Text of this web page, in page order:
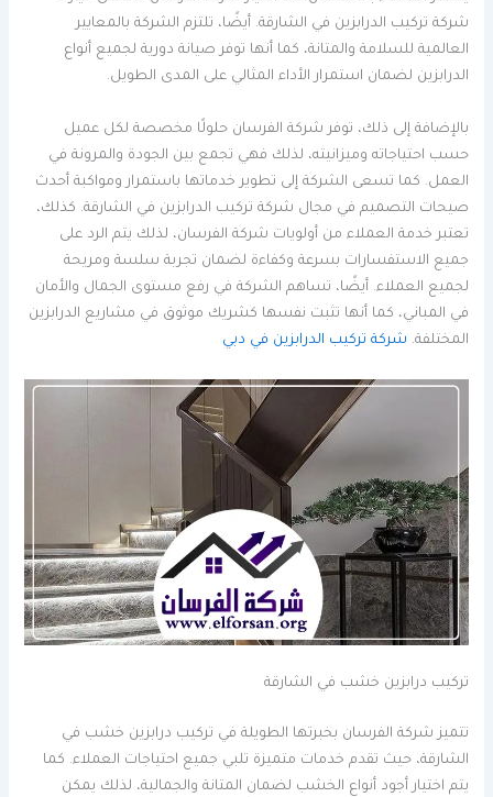
شركة تركيب الدرابزين في الشارقة. أيضًا، تلتزم الشركة بالمعايير
العالمية للسلامة والمتانة، كما أنها توفر صيانة دورية لجميع أنواع
الدرابزين لضمان استمرار الأداء المثالي على المدى الطويل.
بالإضافة إلى ذلك، توفر شركة الفرسان حلولًا مخصصة لكل عميل
حسب احتياجاته وميزانيته، لذلك فهي تجمع بين الجودة والمرونة في
العمل. كما تسعى الشركة إلى تطوير خدماتها باستمرار ومواكبة أحدث
صيحات التصميم في مجال شركة تركيب الدرابزين في الشارقة. كذلك،
تعتبر خدمة العملاء من أولويات شركة الفرسان، لذلك يتم الرد على
جميع الاستفسارات بسرعة وكفاءة لضمان تجربة سلسة ومريحة
لجميع العملاء. أيضًا، تساهم الشركة في رفع مستوى الجمال والأمان
في المباني، كما أنها تثبت نفسها كشريك موثوق في مشاريع الدرابزين
المختلفة. شركة تركيب الدرابزين في دبي
تركيب درابزين خشب في الشارقة
تتميز شركة الفرسان بخبرتها الطويلة في تركيب درابزين خشب في
الشارقة، حيث تقدم خدمات متميزة تلبي جميع احتياجات العملاء. كما
يتم اختيار أجود أنواع الخشب لضمان المتانة والجمالية، لذلك يمكن